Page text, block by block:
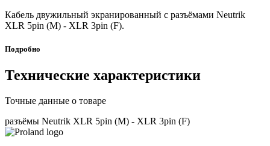
Кабель двужильный экранированный с разъёмами Neutrik
XLR 5pin (M) - XLR 3pin (F).
Подробно
Технические характеристики
Точные данные о товаре
разъёмы Neutrik XLR 5pin (M) - XLR 3pin (F)